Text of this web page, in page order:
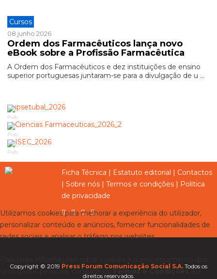
Cursos
08 junho 2026
Ordem dos Farmacêuticos lança novo
eBook sobre a Profissão Farmacêutica
A Ordem dos Farmacêuticos e dez instituições de ensino
superior portuguesas juntaram-se para a divulgação de u ...
Pub
Pub
Pub
Ficha Técnica | Estatuto editorial | Contactos
| Sobre nós | Termos e condições | Política
de privacidade
Copyright © 2019 Press Forum Comunicação Social S.A. Todos os
direitos reservados.
Utilizamos cookies para melhorar a experiência do utilizador,
personalizar conteúdo e anúncios, fornecer funcionalidades de
redes sociais e analisar o tráfego nos websites.
seus dados pessoais, consulte osTermos e Condiçõese a